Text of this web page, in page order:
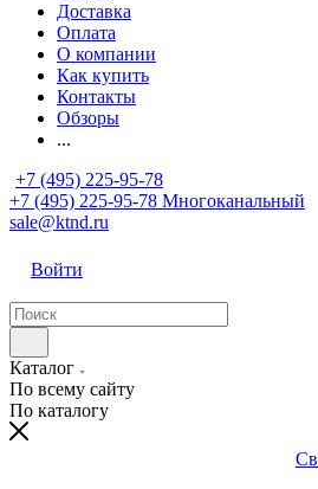
Доставка
Оплата
О компании
Как купить
Контакты
Обзоры
...
+7 (495) 225-95-78
+7 (495) 225-95-78 Многоканальный
sale@ktnd.ru
Войти
Каталог
По всему сайту
По каталогу